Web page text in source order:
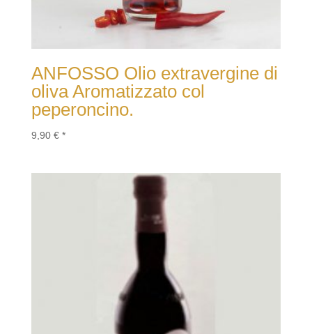
ANFOSSO Olio extravergine di
oliva Aromatizzato col
peperoncino.
9,90 € *